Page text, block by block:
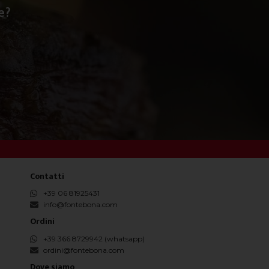
Contatti
+39 06 81925431
info@fontebona.com
Ordini
+39 366 8729942 (whatsapp)
ordini@fontebona.com